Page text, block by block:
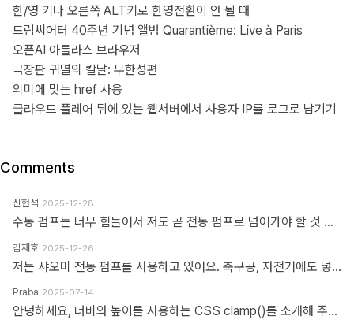
한/영 키나 오른쪽 ALT키로 한영전환이 안 될 때
드림씨어터 40주년 기념 앨범 Quarantième: Live à Paris
오픈AI 아틀라스 브라우저
극장판 귀멸의 칼날: 무한성편
의미에 맞는 href 사용
클라우드 플레어 뒤에 있는 웹서버에서 사용자 IP를 로그로 남기기
Comments
신현석 2025-12-28
수동 펌프는 너무 힘들어서 저도 곧 전동 펌프로 넘어가야 할 것 같네요.
김재호 2025-12-26
저는 샤오미 전동 펌프를 사용하고 있어요. 축구공, 자전거에도 넣을 수 있고 자동차 바퀴에도 넣을 수 있어요. 아주 만족스럽습니다.
Praba 2025-07-14
안녕하세요, 너비와 높이를 사용하는 CSS clamp()를 소개해 주셔서 감사합니다. 작업 부담을 최소화하기 위해 calc(), min, max 등 언급하신 모든 기능을 갖춘 도구를 개발했습니다. https://clampgenerator.com/tools/layout-spacing-size/?property=width 에서 확인해 보세요. 즐거운 코딩 되세요.